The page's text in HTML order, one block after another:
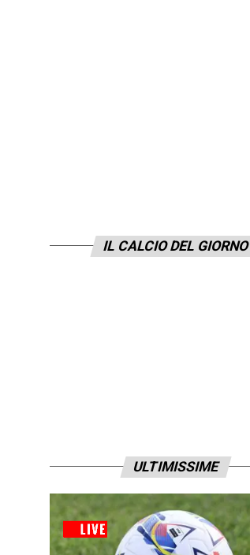
IL CALCIO DEL GIORNO
ULTIMISSIME